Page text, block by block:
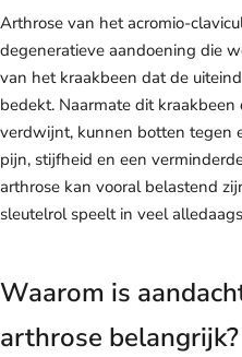
Arthrose van het acromio-
degeneratieve aandoening die
van het kraakbeen dat de
bedekt. Naarmate dit
verdwijnt, kunnen botten tegen
pijn, stijfheid en een
arthrose kan vooral belastend
sleutelrol speelt in veel
Waarom is
arthrose belangrijk?